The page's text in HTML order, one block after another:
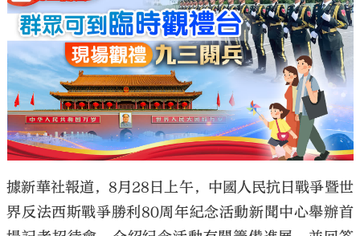
據新華社報道，8月28日上午，中國人民抗日戰爭暨世
界反法西斯戰爭勝利80周年紀念活動新聞中心舉辦首